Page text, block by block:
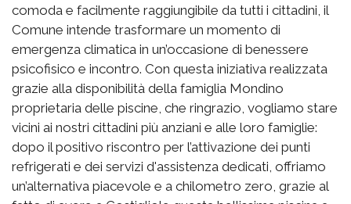
comoda e facilmente raggiungibile da tutti i cittadini, il
Comune intende trasformare un momento di
emergenza climatica in un’occasione di benessere
psicofisico e incontro. Con questa iniziativa realizzata
grazie alla disponibilità della famiglia Mondino
proprietaria delle piscine, che ringrazio, vogliamo stare
vicini ai nostri cittadini più anziani e alle loro famiglie:
dopo il positivo riscontro per l’attivazione dei punti
refrigerati e dei servizi d'assistenza dedicati, offriamo
un’alternativa piacevole e a chilometro zero, grazie al